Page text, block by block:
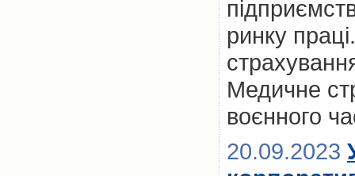
ринку
Медичне
воєнного
20.09.2023